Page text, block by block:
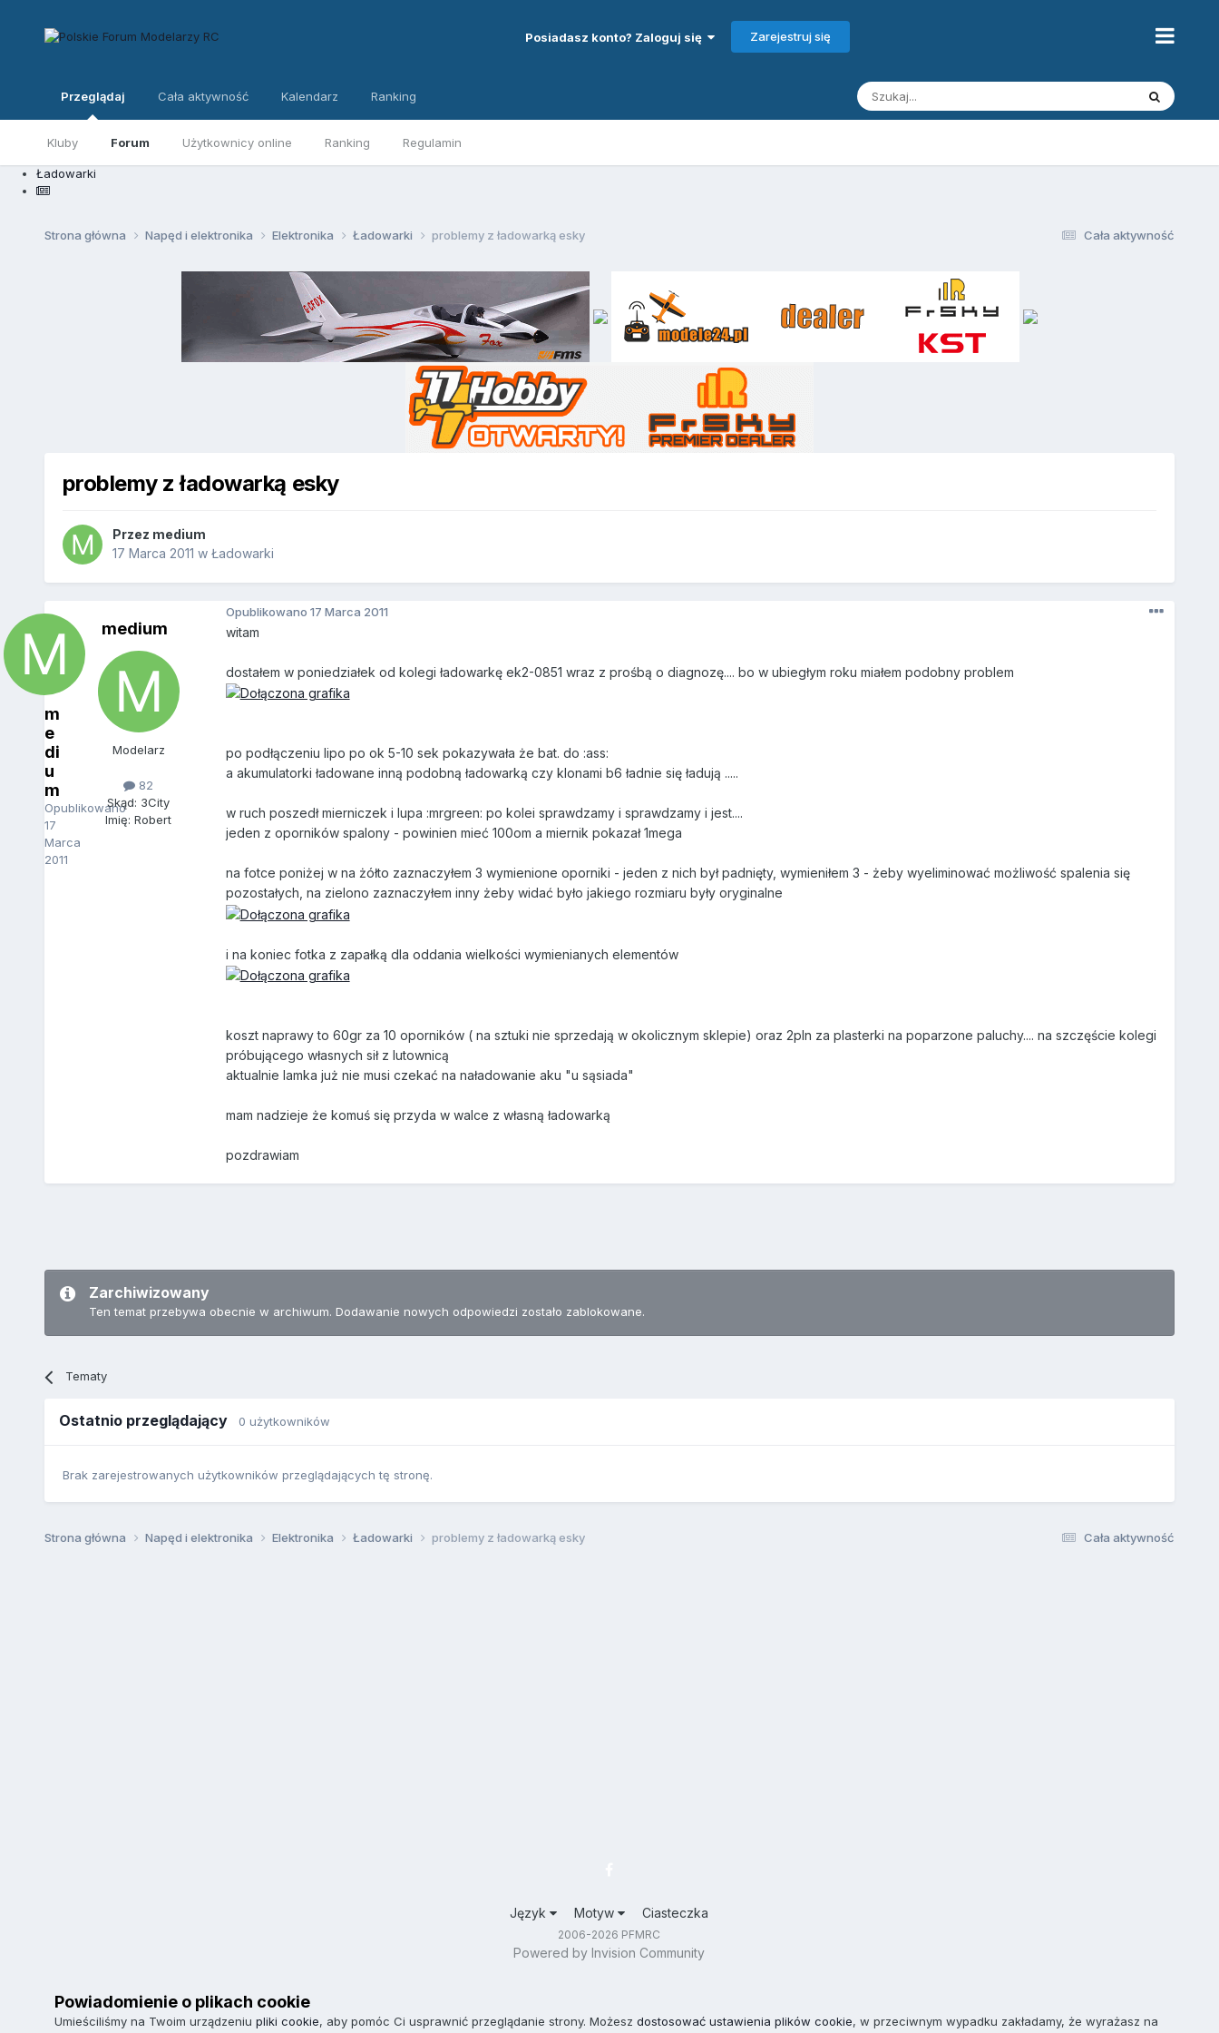
Posiadasz konto? Zaloguj się Zarejestruj się
Przeglądaj
Kluby Forum Użytkownicy online Ranking Regulamin
Cała aktywność Kalendarz Ranking
Ładowarki
Cała aktywność
Strona główna Napęd i elektronika Elektronika Ładowarki problemy z ładowarką esky
problemy z ładowarką esky
Przez medium
17 Marca 2011 w Ładowarki
m
e
di
u
m
Opublikowano
17
Marca
2011
medium
Modelarz
82
Skąd: 3City
Imię: Robert
Opublikowano 17 Marca 2011
witam
dostałem w poniedziałek od kolegi ładowarkę ek2-0851 wraz z prośbą o diagnozę.... bo w ubiegłym roku miałem podobny problem
po podłączeniu lipo po ok 5-10 sek pokazywała że bat. do :ass:
a akumulatorki ładowane inną podobną ładowarką czy klonami b6 ładnie się ładują .....
w ruch poszedł mierniczek i lupa :mrgreen: po kolei sprawdzamy i sprawdzamy i jest....
jeden z oporników spalony - powinien mieć 100om a miernik pokazał 1mega
na fotce poniżej w na żółto zaznaczyłem 3 wymienione oporniki - jeden z nich był padnięty, wymieniłem 3 - żeby wyeliminować możliwość spalenia się
pozostałych, na zielono zaznaczyłem inny żeby widać było jakiego rozmiaru były oryginalne
i na koniec fotka z zapałką dla oddania wielkości wymienianych elementów
koszt naprawy to 60gr za 10 oporników ( na sztuki nie sprzedają w okolicznym sklepie) oraz 2pln za plasterki na poparzone paluchy.... na szczęście kolegi
próbującego własnych sił z lutownicą
aktualnie lamka już nie musi czekać na naładowanie aku "u sąsiada"
mam nadzieje że komuś się przyda w walce z własną ładowarką
pozdrawiam
Zarchiwizowany
Ten temat przebywa obecnie w archiwum. Dodawanie nowych odpowiedzi zostało zablokowane.
Tematy
Ostatnio przeglądający 0 użytkowników
Brak zarejestrowanych użytkowników przeglądających tę stronę.
Cała aktywność
Strona główna Napęd i elektronika Elektronika Ładowarki problemy z ładowarką esky
Język Motyw Ciasteczka
2006-2026 PFMRC
Powered by Invision Community
Powiadomienie o plikach cookie
Umieściliśmy na Twoim urządzeniu pliki cookie, aby pomóc Ci usprawnić przeglądanie strony. Możesz dostosować ustawienia plików cookie, w przeciwnym wypadku zakładamy, że wyrażasz na